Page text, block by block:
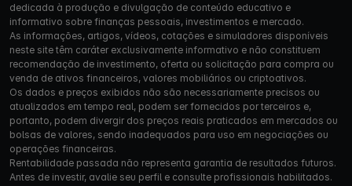
dedicada à produção e divulgação de conteúdo educativo e
informativo sobre finanças pessoais, investimentos e mercado.
As informações, artigos, vídeos, cotações e simuladores disponíveis
neste site têm caráter exclusivamente informativo e não constituem
recomendação de investimento, oferta ou solicitação para compra ou
venda de ativos financeiros, valores mobiliários ou criptoativos.
Os dados e preços exibidos não são necessariamente precisos ou
atualizados em tempo real, podem ser fornecidos por terceiros e,
portanto, podem divergir dos preços reais praticados em mercados ou
bolsas de valores, sendo inadequados para uso em negociações ou
operações financeiras.
Rentabilidade passada não representa garantia de resultados futuros.
Antes de investir, avalie seu perfil e consulte profissionais habilitados.